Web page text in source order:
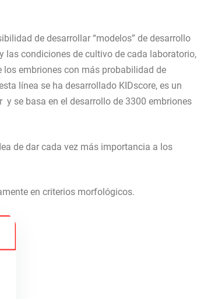
de desarrollar “modelos” de desarrollo
las condiciones de cultivo de cada laboratorio,
embriones con más probabilidad de
línea se ha desarrollado KIDscore, es un
se basa en el desarrollo de 3300 embriones
de dar cada vez más importancia a los
en criterios morfológicos.